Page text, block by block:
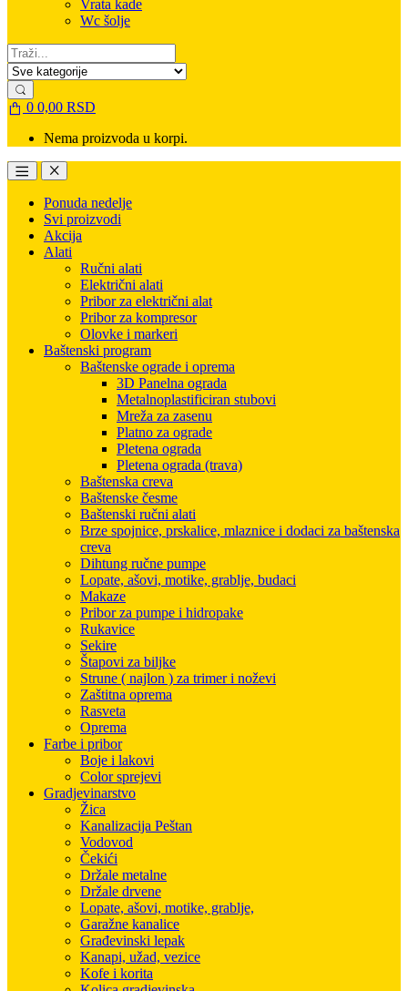
Vrata kade
Wc šolje
Search for:
0 0,00 RSD
Nema proizvoda u korpi.
Ponuda nedelje
Svi proizvodi
Akcija
Alati
Ručni alati
Električni alati
Pribor za električni alat
Pribor za kompresor
Olovke i markeri
Baštenski program
Baštenske ograde i oprema
3D Panelna ograda
Metalnoplastificiran stubovi
Mreža za zasenu
Platno za ograde
Pletena ograda
Pletena ograda (trava)
Baštenska creva
Baštenske česme
Baštenski ručni alati
Brze spojnice, prskalice, mlaznice i dodaci za baštenska
creva
Dihtung ručne pumpe
Lopate, ašovi, motike, grablje, budaci
Makaze
Pribor za pumpe i hidropake
Rukavice
Sekire
Štapovi za biljke
Strune ( najlon ) za trimer i noževi
Zaštitna oprema
Rasveta
Oprema
Farbe i pribor
Boje i lakovi
Color sprejevi
Gradjevinarstvo
Žica
Kanalizacija Peštan
Vodovod
Čekići
Držale metalne
Držale drvene
Lopate, ašovi, motike, grablje,
Garažne kanalice
Građevinski lepak
Kanapi, užad, vezice
Kofe i korita